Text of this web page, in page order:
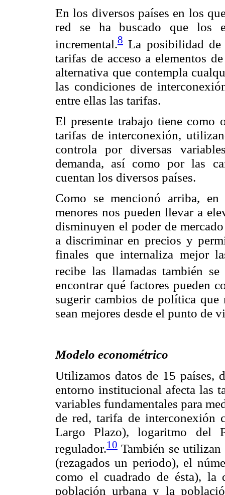
En los diversos países en los
red se ha buscado que los
incremental.8 La posibilidad
tarifas de acceso a elementos
alternativa que contempla
las condiciones de
entre ellas las tarifas.
El presente trabajo tiene como
tarifas de interconexión,
controla por diversas
demanda, así como por las
cuentan los diversos países.
Como se mencionó arriba,
menores nos pueden llevar a
disminuyen el poder de
a discriminar en precios y
finales que internaliza mejor
recibe las llamadas también
encontrar qué factores pueden
sugerir cambios de política
sean mejores desde el punto de
Modelo econométrico
Utilizamos datos de 15 países,
entorno institucional afecta las
variables fundamentales para
de red, tarifa de interconexión
Largo Plazo), logaritmo del
regulador.10 También se
(rezagados un periodo), el
como el cuadrado de ésta), la
población urbana y la